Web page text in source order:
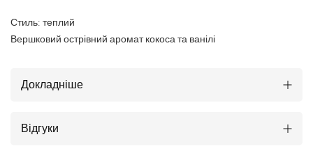
Стиль: теплий
Вершковий острівний аромат кокоса та ванілі
Докладніше
Відгуки